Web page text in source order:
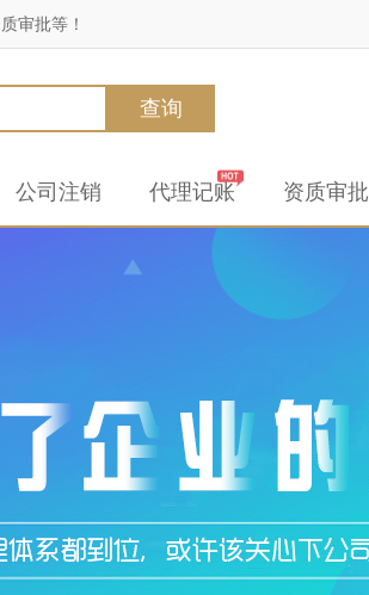
审批等！
查询
公司注销 代理记账 资质审批